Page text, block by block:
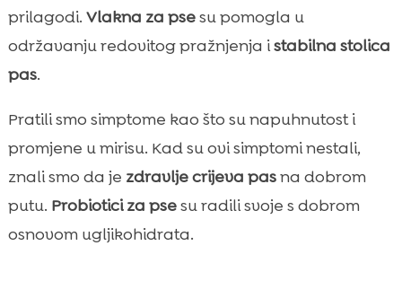
prilagodi. Vlakna za psesu pomogla u
održavanju redovitog pražnjenja istabilna stolica
pas.
Pratili smo simptome kao što su napuhnutost i
promjene u mirisu. Kad su ovi simptomi nestali,
znali smo da je zdravlje crijeva pasna dobrom
putu. Probiotici za psesu radili svoje s dobrom
osnovom ugljikohidrata.